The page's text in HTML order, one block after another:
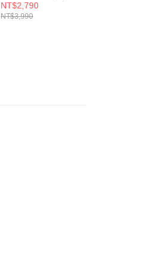
RISE 3 M 男 跑步
鞋 JP8673
NT$2,790
NT$3,990